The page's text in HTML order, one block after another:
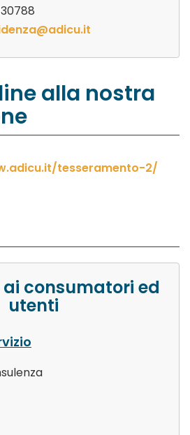
alla nostra
tesseramento-2/
ai consumatori ed
utenti